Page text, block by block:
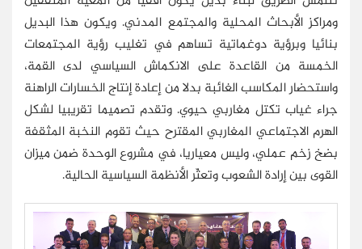
ومراكز الأبحاث المحلية والمجتمع المدني. ويكون هذا البديل
بنائيا وبرؤية دوغماتية تساهم في تغليب رؤية المجتمعات
الخمسة من القاعدة على الانكماش السياسي لدى القمة،
واستحضار المكاسب الغائبة بدلا من إعادة إنتاج الخسارات الراهنة
جراء غياب تكتل مغاربي حيوي. وتقدم تصميما تقريبيا لشكل
الهرم الاجتماعي المغاربي المقترح حيث تقوم النخبة المثقفة
بضخ زخم عملي، وليس معياريا، في مشروع الوحدة ضمن ميزان
القوى بين إرادة الشعوب وتعثّر الأنظمة السياسية الحالية.